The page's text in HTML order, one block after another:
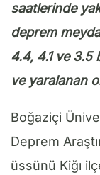
saatlerinde
deprem
4.4, 4.1 ve
ve yaralanan
Boğaziçi
Deprem
üssünü Kiğı